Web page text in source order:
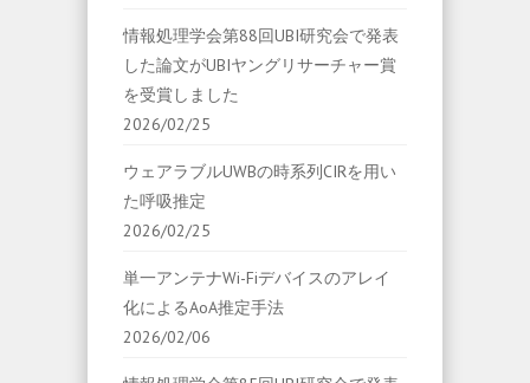
情報処理学会第88回UBI研究会で発表
した論文がUBIヤングリサーチャー賞
を受賞しました
2026/02/25
ウェアラブルUWBの時系列CIRを用い
た呼吸推定
2026/02/25
単一アンテナWi-Fiデバイスのアレイ
化によるAoA推定手法
2026/02/06